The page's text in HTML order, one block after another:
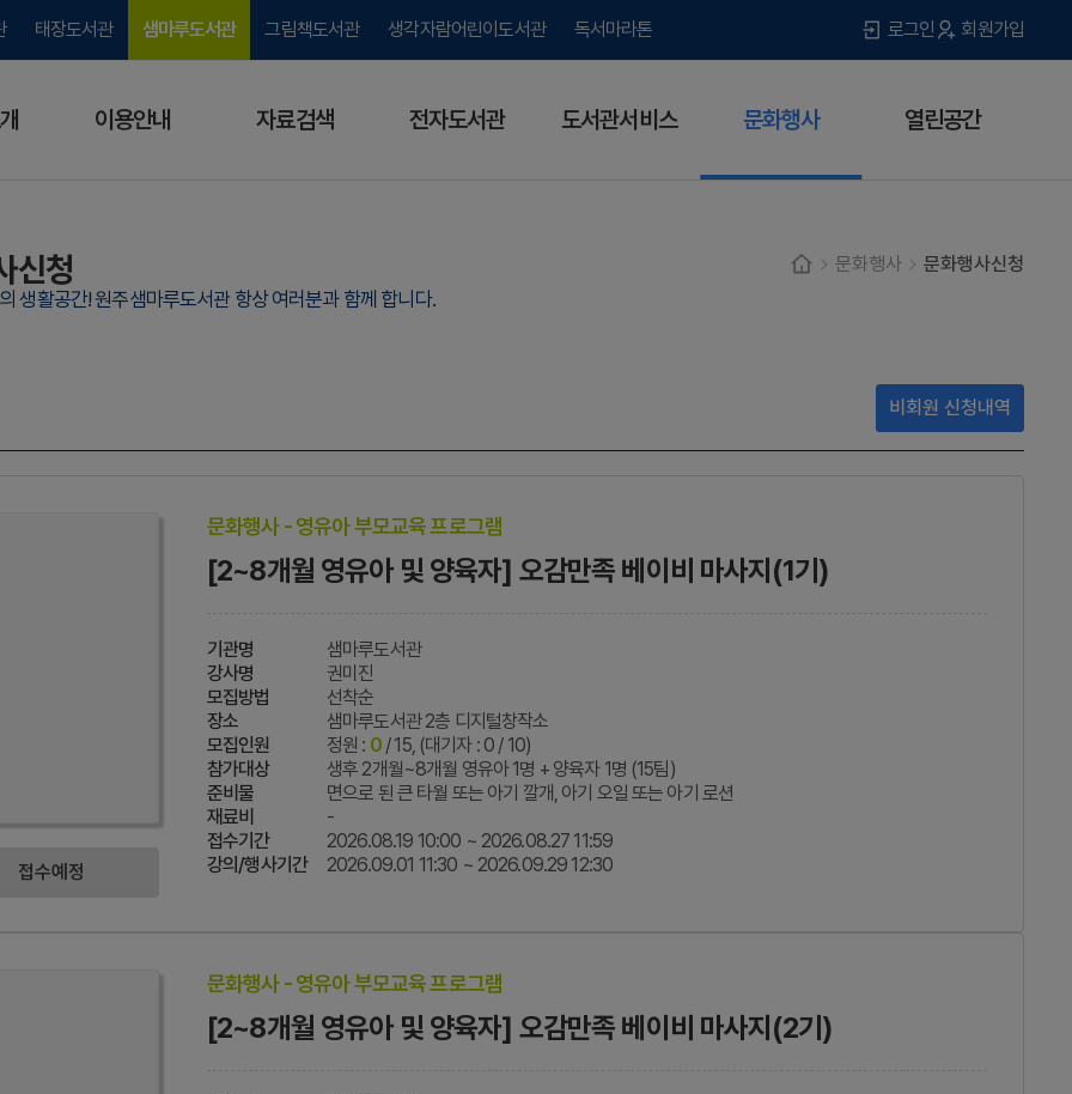
태장도서관 샘마루도서관 그림책도서관 생각자람어린이도서관 독서마라톤 로그인 회원가입
이용안내 자료검색 전자도서관 도서관서비스 문화행사 열린공간
신청
생활공간! 원주샘마루도서관 항상 여러분과 함께 합니다.
문화행사 문화행사신청
비회원 신청내역
문화행사 - 영유아 부모교육 프로그램
[2~8개월 영유아 및 양육자] 오감만족 베이비 마사지(1기)
기관명
샘마루도서관
강사명
권미진
모집방법
선착순
장소
샘마루도서관 2층 디지털창작소
모집인원
정원 : 0/ 15, (대기자 : 0 / 10)
참가대상
생후 2개월~8개월 영유아 1명 + 양육자 1명 (15팀)
준비물
면으로 된 큰 타월 또는 아기 깔개, 아기 오일 또는 아기 로션
재료비
-
접수기간
2026.08.19 10:00 ~ 2026.08.27 11:59
강의/행사기간
2026.09.01 11:30 ~ 2026.09.29 12:30
접수예정
문화행사 - 영유아 부모교육 프로그램
[2~8개월 영유아 및 양육자] 오감만족 베이비 마사지(2기)